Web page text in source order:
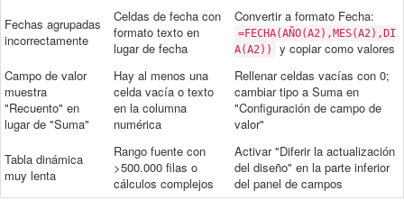
Fechas agrupadas
incorrectamente
Celdas de fecha con
formato texto en
lugar de fecha
Convertir a formato Fecha:
=FECHA(AÑO(A2),MES(A2),DI
A(A2))
y copiar como valores
Campo de valor
muestra
"Recuento" en
lugar de "Suma"
Hay al menos una
celda vacía o texto
en la columna
numérica
Rellenar celdas vacías con 0;
cambiar tipo a Suma en
"Configuración de campo de
valor"
Tabla dinámica
muy lenta
Rango fuente con
>500.000 filas o
cálculos complejos
Activar "Diferir la actualización
del diseño" en la parte inferior
del panel de campos